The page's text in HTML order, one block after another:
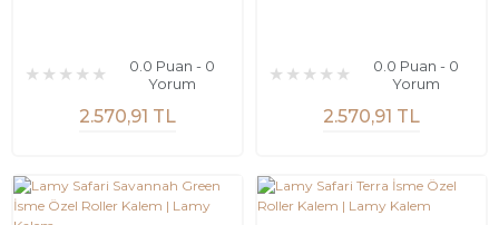
0.0 Puan - 0
Yorum
2.570,91 TL
0.0 Puan - 0
Yorum
2.570,91 TL